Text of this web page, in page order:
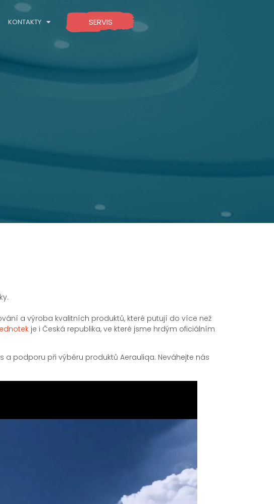
KONTAKTY SERVIS
a výroba kvalitních produktů, které putují do více než
je i Česká republika, ve které jsme hrdým oficiálním
podporu při výběru produktů Aerauliqa. Neváhejte nás